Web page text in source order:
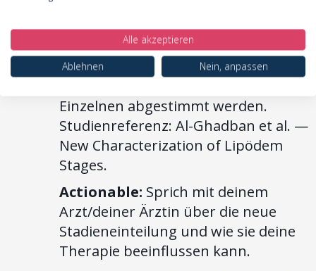
Beschwerden verspürt. Durch die
Berücksichtigung dieser individuellen
Unterschiede kann die Therapie
Einzelnen abgestimmt werden.
Studienreferenz: Al-Ghadban et al. —
New Characterization of Lipödem
Stages.
Actionable: Sprich mit deinem
Arzt/deiner Ärztin über die neue
Stadieneinteilung und wie sie deine
Therapie beeinflussen kann.
Alle akzeptieren
Ablehnen
Nein, anpassen